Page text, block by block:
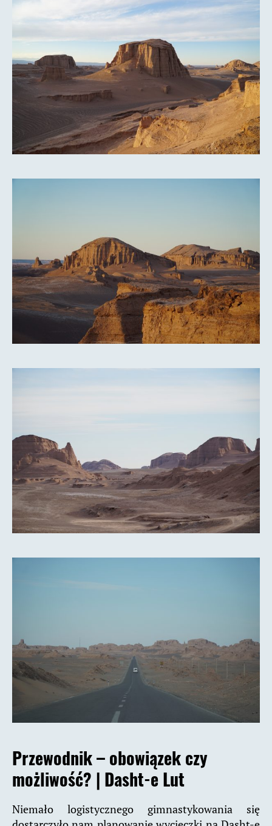
Przewodnik – obowiązek czy
możliwość? | Dasht-e Lut
Niemało logistycznego gimnastykowania się